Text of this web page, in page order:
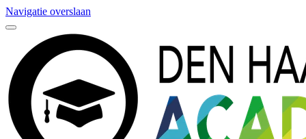
Navigatie overslaan